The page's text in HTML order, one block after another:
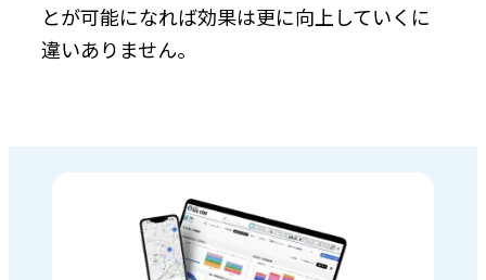
とが可能になれば効果は更に向上していくに
違いありません。